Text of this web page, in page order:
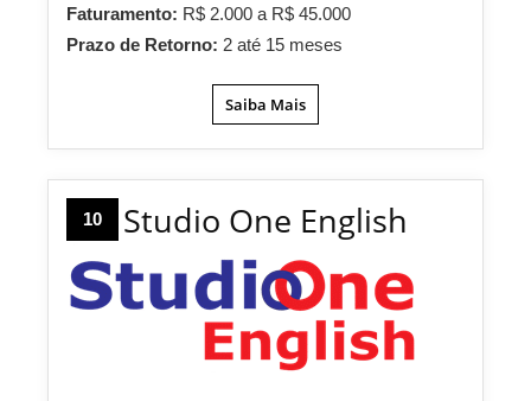
Faturamento: R$ 2.000 a R$ 45.000
Prazo de Retorno: 2 até 15 meses
Saiba Mais
10 Studio One English